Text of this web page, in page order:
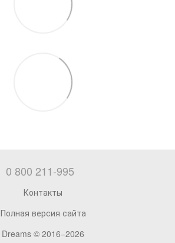
0 800 211-995
Контакты
Полная версия сайта
Dreams © 2016–2026